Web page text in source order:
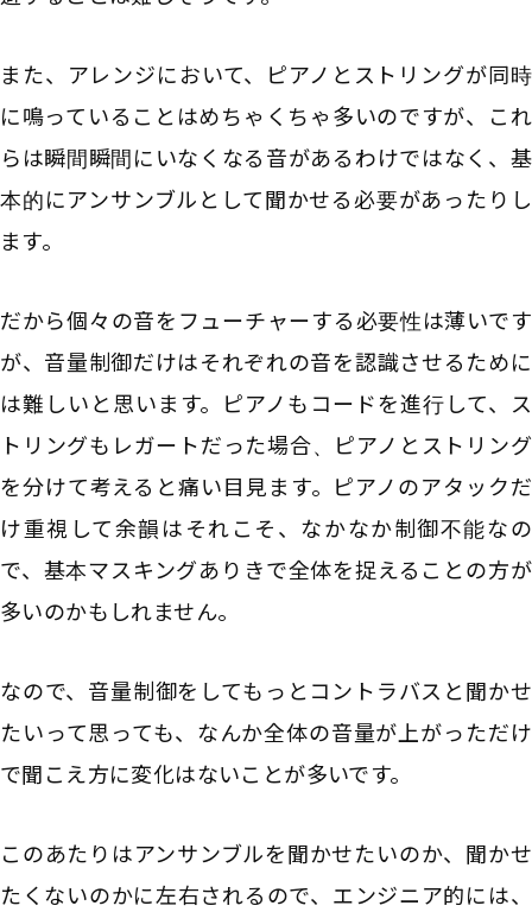
また、アレンジにおいて、ピアノとストリングが同時
に鳴っていることはめちゃくちゃ多いのですが、これ
らは瞬間瞬間にいなくなる音があるわけではなく、基
本的にアンサンブルとして聞かせる必要があったりし
ます。
だから個々の音をフューチャーする必要性は薄いです
が、音量制御だけはそれぞれの音を認識させるために
は難しいと思います。ピアノもコードを進行して、ス
トリングもレガートだった場合、ピアノとストリング
を分けて考えると痛い目見ます。ピアノのアタックだ
け重視して余韻はそれこそ、なかなか制御不能なの
で、基本マスキングありきで全体を捉えることの方が
多いのかもしれません。
なので、音量制御をしてもっとコントラバスと聞かせ
たいって思っても、なんか全体の音量が上がっただけ
で聞こえ方に変化はないことが多いです。
このあたりはアンサンブルを聞かせたいのか、聞かせ
たくないのかに左右されるので、エンジニア的には、